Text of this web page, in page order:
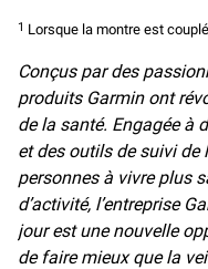
1 Lorsque la montre est
Conçus par des
produits Garmin ont
de la santé. Engagée à
et des outils de suivi de
personnes à vivre plus
d’activité, l’entreprise
jour est une nouvelle
de faire mieux que la